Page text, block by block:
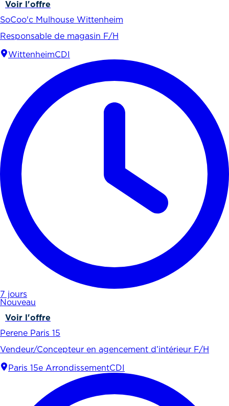
Voir l'offre
SoCoo'c Mulhouse Wittenheim
Responsable de magasin F/H
WittenheimCDI
7 jours
Nouveau
Voir l'offre
Perene Paris 15
Vendeur/Concepteur en agencement d’intérieur F/H
Paris 15e ArrondissementCDI